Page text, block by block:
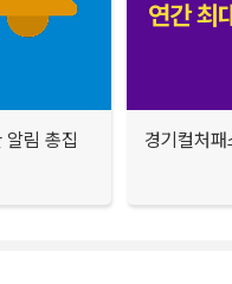
림 총집
경기컬처